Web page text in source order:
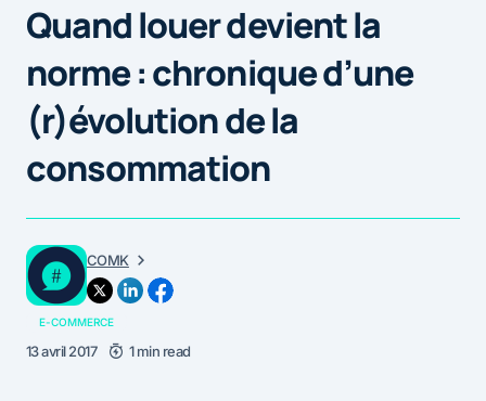
Quand louer devient la
norme : chronique d’une
(r)évolution de la
consommation
COMK
E-COMMERCE
13 avril 2017 1 min read